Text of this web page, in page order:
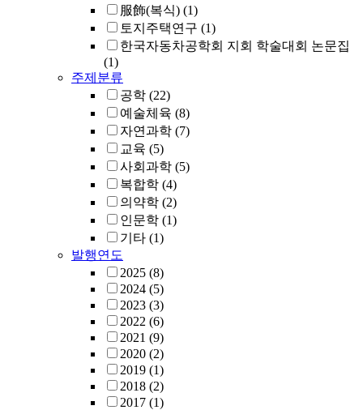
服飾(복식) (1)
토지주택연구 (1)
한국자동차공학회 지회 학술대회 논문집
(1)
주제분류
공학 (22)
예술체육 (8)
자연과학 (7)
교육 (5)
사회과학 (5)
복합학 (4)
의약학 (2)
인문학 (1)
기타 (1)
발행연도
2025 (8)
2024 (5)
2023 (3)
2022 (6)
2021 (9)
2020 (2)
2019 (1)
2018 (2)
2017 (1)